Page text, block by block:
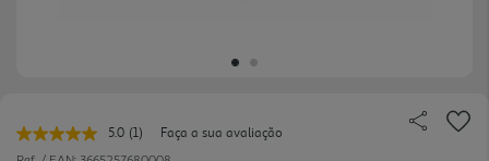
5.0 Leu
(1)
Faça a sua avaliação